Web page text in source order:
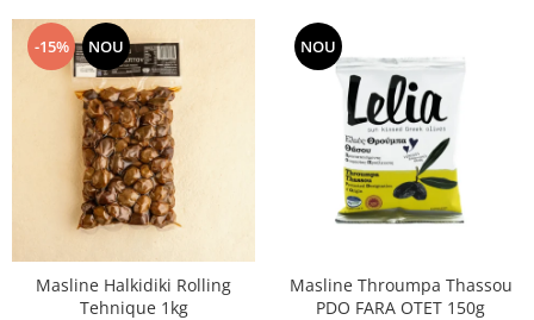
-15% NOU
Masline Halkidiki Rolling
Tehnique 1kg
NOU
Masline Throumpa Thassou
PDO FARA OTET 150g